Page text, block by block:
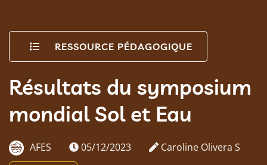
RESSOURCE PÉDAGOGIQUE
Résultats du symposium
mondial Sol et Eau
AFES 05/12/2023
Caroline Olivera S